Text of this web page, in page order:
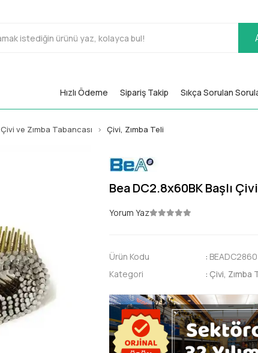
Hızlı Ödeme Sipariş Takip Sıkça Sorulan
Çivi ve Zımba Tabancası Çivi, Zımba Teli
Bea DC2.8x60BK Başlı Çivi
Yorum Yaz
Ürün Kodu : BEADC2860
Kategori
:Çivi, Zımba